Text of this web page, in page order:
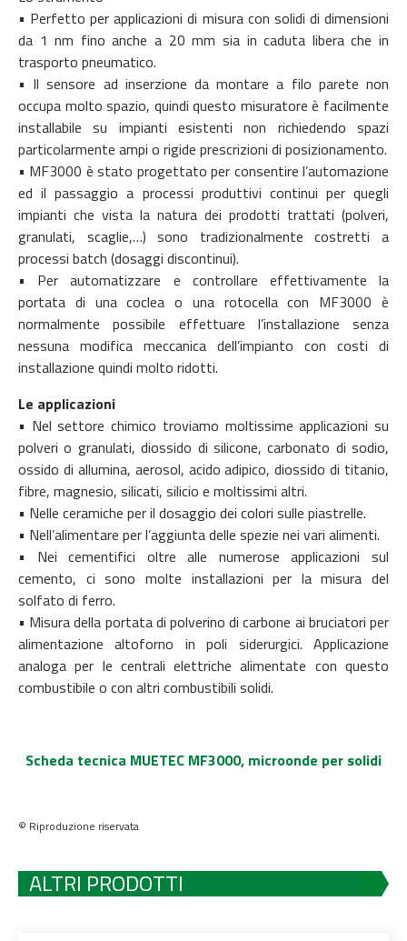
• Perfetto per applicazioni di misura con solidi di dimensioni
da 1 nm fino anche a 20 mm sia in caduta libera che in
trasporto pneumatico.
• Il sensore ad inserzione da montare a filo parete non
occupa molto spazio, quindi questo misuratore è facilmente
installabile su impianti esistenti non richiedendo spazi
particolarmente ampi o rigide prescrizioni di posizionamento.
• MF3000 è stato progettato per consentire l’automazione
ed il passaggio a processi produttivi continui per quegli
impianti che vista la natura dei prodotti trattati (polveri,
granulati, scaglie,…) sono tradizionalmente costretti a
processi batch (dosaggi discontinui).
• Per automatizzare e controllare effettivamente la
portata di una coclea o una rotocella con MF3000 è
normalmente possibile effettuare l’installazione senza
nessuna modifica meccanica dell’impianto con costi di
installazione quindi molto ridotti.
Le applicazioni
• Nel settore chimico troviamo moltissime applicazioni su
polveri o granulati, diossido di silicone, carbonato di sodio,
ossido di allumina, aerosol, acido adipico, diossido di titanio,
fibre, magnesio, silicati, silicio e moltissimi altri.
• Nelle ceramiche per il dosaggio dei colori sulle piastrelle.
• Nell’alimentare per l’aggiunta delle spezie nei vari alimenti.
• Nei cementifici oltre alle numerose applicazioni sul
cemento, ci sono molte installazioni per la misura del
solfato di ferro.
• Misura della portata di polverino di carbone ai bruciatori per
alimentazione altoforno in poli siderurgici. Applicazione
analoga per le centrali elettriche alimentate con questo
combustibile o con altri combustibili solidi.
Scheda tecnica MUETEC MF3000, microonde per solidi
© Riproduzione riservata
ALTRI PRODOTTI